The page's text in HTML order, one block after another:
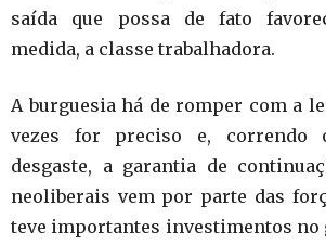
saída que possa de fato
medida, a classe trabalhadora.
A burguesia há de romper com a
vezes for preciso e, correndo
desgaste, a garantia de
neoliberais vem por parte das
teve importantes investimentos no